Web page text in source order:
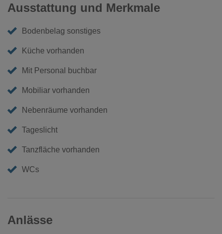
Ausstattung und Merkmale
Bodenbelag sonstiges
Küche vorhanden
Mit Personal buchbar
Mobiliar vorhanden
Nebenräume vorhanden
Tageslicht
Tanzfläche vorhanden
WCs
Anlässe